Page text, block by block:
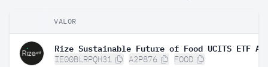
VALOR
Rize Sustainable Future of Food UCITS ETF A
IE00BLRPQH31 A2P876 FOOD